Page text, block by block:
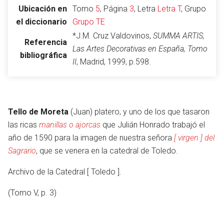
Abrir menú principal
Ubicación en
el diccionario
Tomo 5, Página 3, Letra Letra T, Grupo
Grupo TE
Referencia
bibliográfica
*J.M. Cruz Valdovinos, SUMMA ARTIS,
Las Artes Decorativas en España, Tomo
II, Madrid, 1999, p.598.
Tello de Moreta (Juan) platero, y uno de los que tasaron
las ricas manillas o ajorcas que Julián Honrado trabajó el
año de 1590 para la imagen de nuestra señora [ virgen ] del
Sagrario, que se venera en la catedral de Toledo.
Archivo de la Catedral [ Toledo ].
(Tomo V, p. 3)